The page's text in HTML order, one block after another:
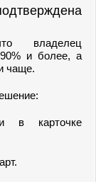
владелец
90% и более, а
чаще.
в карточке